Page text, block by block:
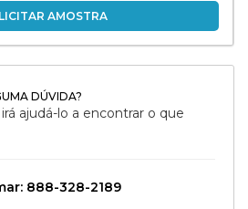
AMOSTRA
DÚVIDA?
ajudá-lo a encontrar o que
888-328-2189